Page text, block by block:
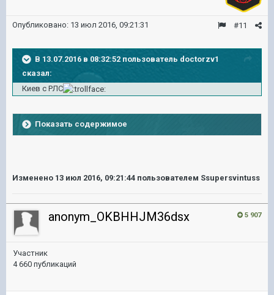
#11
Опубликовано: 13 июл 2016, 09:21:31
В 13.07.2016 в 08:32:52 пользователь doctorzv1
сказал:
Киев с РЛС
Показать содержимое
Изменено 13 июл 2016, 09:21:44 пользователем Ssupersvintuss
5 907
anonym_OKBHHJM36dsx
Участник
4 660 публикаций